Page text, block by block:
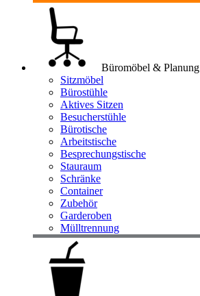
Büromöbel & Planung
Sitzmöbel
Bürostühle
Aktives Sitzen
Besucherstühle
Bürotische
Arbeitstische
Besprechungstische
Stauraum
Schränke
Container
Zubehör
Garderoben
Mülltrennung